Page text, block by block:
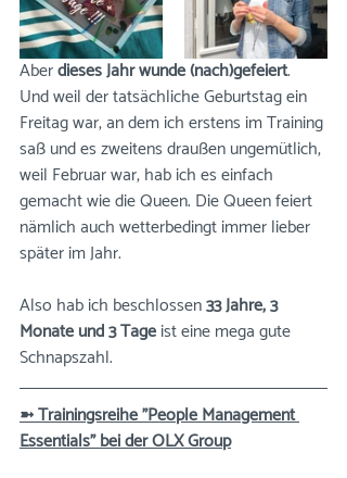
Aber dieses Jahr wunde (nach)gefeiert.
Und weil der tatsächliche Geburtstag ein
Freitag war, an dem ich erstens im Training
saß und es zweitens draußen ungemütlich,
weil Februar war, hab ich es einfach
gemacht wie die Queen. Die Queen feiert
nämlich auch wetterbedingt immer lieber
später im Jahr.
Also hab ich beschlossen 33 Jahre, 3
Monate und 3 Tage ist eine mega gute
Schnapszahl.
➼ Trainingsreihe "People Management
Essentials" bei der OLX Group